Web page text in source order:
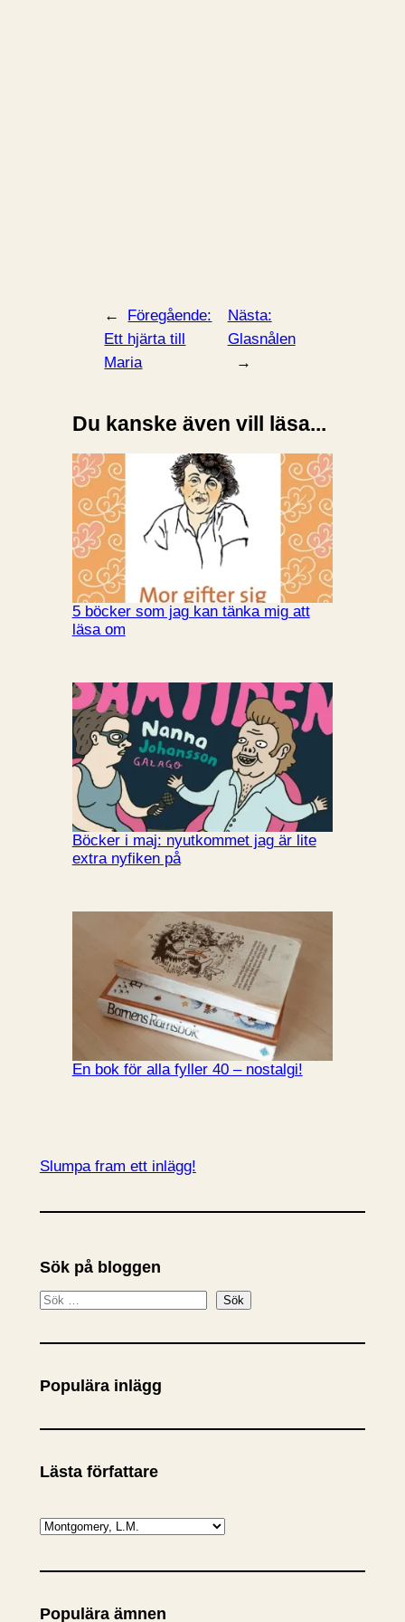
←
Föregående:
Ett hjärta till
Maria
Nästa:
Glasnålen
→
Du kanske även vill läsa...
5 böcker som jag kan tänka mig att
läsa om
Böcker i maj: nyutkommet jag är lite
extra nyfiken på
En bok för alla fyller 40 – nostalgi!
Slumpa fram ett inlägg!
Sök på bloggen
S
k
Sök
Populära inlägg
Lästa författare
K
t
Populära ämnen